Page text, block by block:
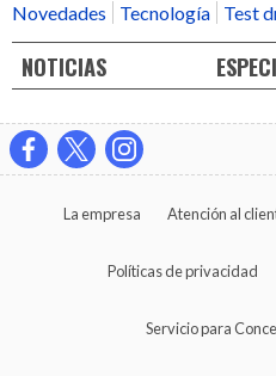
Novedades
Tecnología Test
NOTICIAS
La empresa Atención al
Políticas de privacidad
Servicio para